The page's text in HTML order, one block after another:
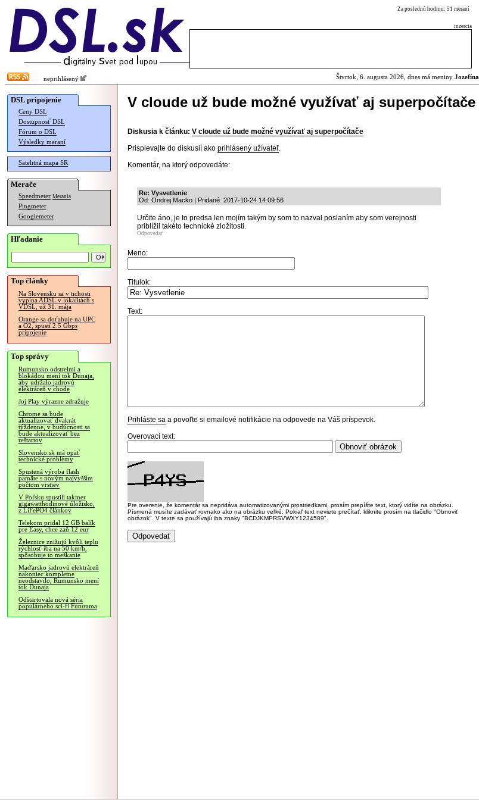
Za poslednú hodinu: 51 meraní
inzercia
neprihlásený Štvrtok, 6. augusta 2026, dnes má meniny Jozefína
DSL pripojenie
Ceny DSL
Dostupnosť DSL
Fórum o DSL
Výsledky meraní
Satelitná mapa SR
Merače
Speedmeter Merania
Pingmeter
Googlemeter
Hľadanie
Top články
Na Slovensku sa v tichosti
vypína ADSL v lokalitách s
VDSL, už 31. mája
Orange sa doťahuje na UPC
a O2, spustí 2.5 Gbps
pripojenie
Top správy
Rumunsko odstrelmi a
blokádou mení tok Dunaja,
aby udržalo jadrovú
elektráreň v chode
Joj Play výrazne zdražuje
Chrome sa bude
aktualizovať dvakrát
týždenne, v budúcnosti sa
bude aktualizovať bez
reštartov
Slovensko.sk má opäť
technické problémy
Spustená výroba flash
pamäte s novým najvyšším
počtom vrstiev
V Poľsku spustili takmer
gigawatthodinové úložisko,
z LiFePO4 článkov
Telekom pridal 12 GB balík
pre Easy, chce zaň 12 eur
Železnice znižujú kvôli teplu
rýchlosť iba na 50 km/h,
spôsobuje to meškanie
Maďarsko jadrovú elektráreň
nakoniec kompletne
neodstavilo, Rumunsko mení
tok Dunaja
Odštartovala nová séria
populárneho sci-fi Futurama
V cloude už bude možné využívať aj superpočítače
Diskusia k článku: V cloude už bude možné využívať aj superpočítače
Prispievajte do diskusií ako prihlásený užívateľ.
Komentár, na ktorý odpovedáte:
Re: Vysvetlenie
Od: Ondrej Macko | Pridané: 2017-10-24 14:09:56
Určite áno, je to predsa len mojím takým by som to nazval poslaním aby som verejnosti
priblížil takéto technické zložitosti.
Odpovedať
Meno:
Titulok:
Text:
Prihláste sa a povoľte si emailové notifikácie na odpovede na Váš príspevok.
Overovací text:
Pre overenie, že komentár sa nepridáva automatizovanými prostriedkami, prosím prepíšte text, ktorý vidíte na obrázku.
Písmená musíte zadávať rovnako ako na obrázku veľké. Pokiaľ text neviete prečítať, kliknite prosím na tlačidlo "Obnoviť
obrázok". V texte sa používajú iba znaky "BCDJKMPRSVWXY1234589".